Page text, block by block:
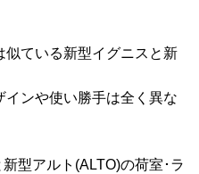
似ている新型イグニスと新
ンや使い勝手は全く異な
型アルト(ALTO)の荷室･ラ